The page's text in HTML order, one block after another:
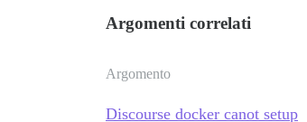
Argomenti correlati
Argomento
Discourse docker canot setup